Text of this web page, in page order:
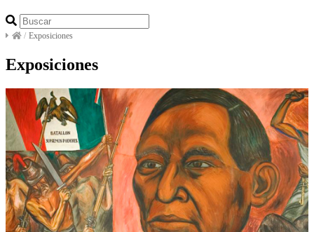
/ Exposiciones
Exposiciones